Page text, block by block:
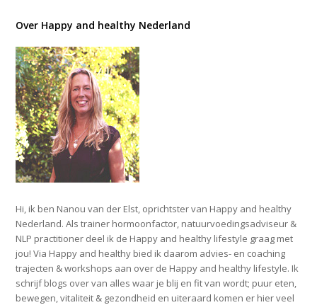
Over Happy and healthy Nederland
Hi, ik ben Nanou van der Elst, oprichtster van Happy and healthy
Nederland. Als trainer hormoonfactor, natuurvoedingsadviseur &
NLP practitioner deel ik de Happy and healthy lifestyle graag met
jou! Via Happy and healthy bied ik daarom advies- en coaching
trajecten & workshops aan over de Happy and healthy lifestyle. Ik
schrijf blogs over van alles waar je blij en fit van wordt; puur eten,
bewegen, vitaliteit & gezondheid en uiteraard komen er hier veel